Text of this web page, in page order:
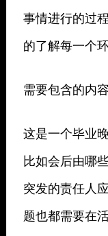
事情进行的过
的了解每一个
需要包含的内
这是一个毕业
比如会后由哪
突发的责任人
题也都需要在